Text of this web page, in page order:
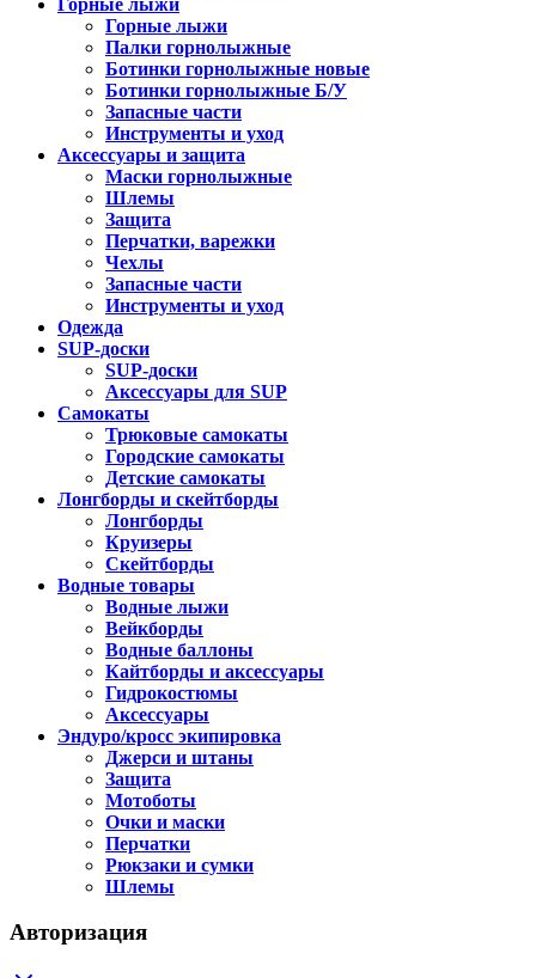
Горные лыжи
Палки горнолыжные
Ботинки горнолыжные новые
Ботинки горнолыжные Б/У
Запасные части
Инструменты и уход
Аксессуары и защита
Маски горнолыжные
Шлемы
Защита
Перчатки, варежки
Чехлы
Запасные части
Инструменты и уход
Одежда
SUP-доски
SUP-доски
Аксессуары для SUP
Самокаты
Трюковые самокаты
Городские самокаты
Детские самокаты
Лонгборды и скейтборды
Лонгборды
Круизеры
Скейтборды
Водные товары
Водные лыжи
Вейкборды
Водные баллоны
Кайтборды и аксессуары
Гидрокостюмы
Аксессуары
Эндуро/кросс экипировка
Джерси и штаны
Защита
Мотоботы
Очки и маски
Перчатки
Рюкзаки и сумки
Шлемы
Авторизация